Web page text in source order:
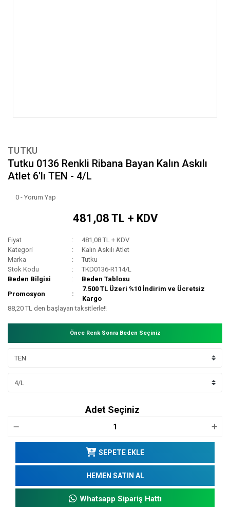
TUTKU
Tutku 0136 Renkli Ribana Bayan Kalın Askılı
Atlet 6'lı TEN - 4/L
0 - Yorum Yap
481,08 TL + KDV
Fiyat
481,08 TL + KDV
Kategori
Kalın Askılı Atlet
Marka
Tutku
Stok Kodu
TKD0136-R114/L
Beden Bilgisi
Beden Tablosu
Promosyon
7.500 TL Üzeri %10 İndirim ve Ücretsiz
Kargo
88,20 TL den başlayan taksitlerle!!
Önce Renk Sonra Beden Seçiniz
Adet Seçiniz
SEPETE EKLE
HEMEN SATIN AL
Whatsapp Sipariş Hattı